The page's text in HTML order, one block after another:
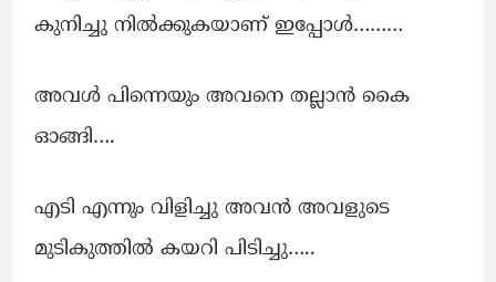
കുനിച്ചു നിൽക്കുകയാണ് ഇപ്പോൾ………
അവൾ പിന്നെയും അവനെ തല്ലാൻ കൈ
ഓങ്ങി….
എടി എന്നും വിളിച്ചു അവൻ അവളുടെ
മുടികുത്തിൽ കയറി പിടിച്ചു…..